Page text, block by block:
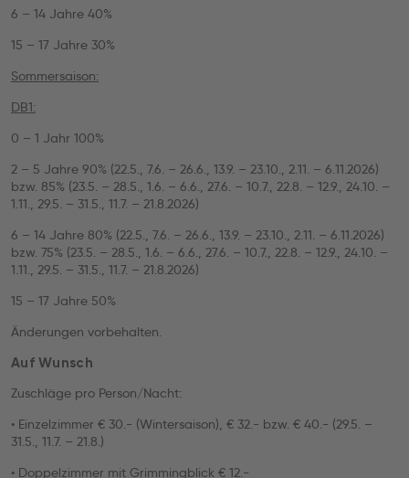
6 – 14 Jahre 40%
15 – 17 Jahre 30%
Sommersaison:
DB1:
0 – 1 Jahr 100%
2 – 5 Jahre 90% (22.5., 7.6. – 26.6., 13.9. – 23.10., 2.11. – 6.11.2026)
bzw. 85% (23.5. – 28.5., 1.6. – 6.6., 27.6. – 10.7., 22.8. – 12.9., 24.10. –
1.11., 29.5. – 31.5., 11.7. – 21.8.2026)
6 – 14 Jahre 80% (22.5., 7.6. – 26.6., 13.9. – 23.10., 2.11. – 6.11.2026)
bzw. 75% (23.5. – 28.5., 1.6. – 6.6., 27.6. – 10.7., 22.8. – 12.9., 24.10. –
1.11., 29.5. – 31.5., 11.7. – 21.8.2026)
15 – 17 Jahre 50%
Änderungen vorbehalten.
Auf Wunsch
Zuschläge pro Person/Nacht:
• Einzelzimmer € 30.- (Wintersaison), € 32.- bzw. € 40.- (29.5. –
31.5., 11.7. – 21.8.)
• Doppelzimmer mit Grimmingblick € 12.-